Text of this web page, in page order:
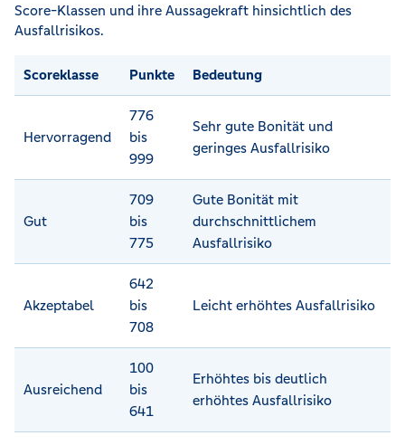
Score-Klassen und ihre Aussagekraft hinsichtlich des
Ausfallrisikos.
Scoreklasse Punkte Bedeutung
Hervorragend
776
bis
999
Sehr gute Bonität und
geringes Ausfallrisiko
Gut
709
bis
775
Gute Bonität mit
durchschnittlichem
Ausfallrisiko
Akzeptabel
642
bis
708
Leicht erhöhtes Ausfallrisiko
Ausreichend
100
bis
641
Erhöhtes bis deutlich
erhöhtes Ausfallrisiko